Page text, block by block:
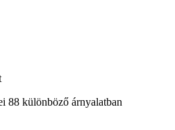
88 különböző árnyalatban